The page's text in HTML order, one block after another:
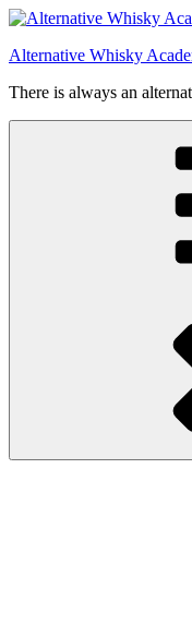
Videre
indhold
Alternative Whisky
There is always an